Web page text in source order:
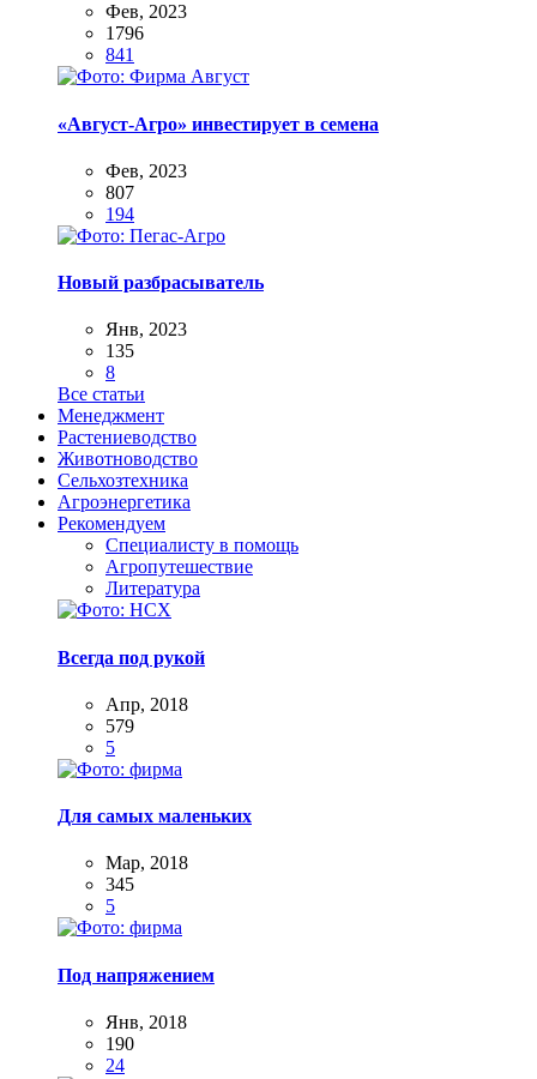
Фев, 2023
1796
841
«Август-Агро» инвестирует в семена
Фев, 2023
807
194
Новый разбрасыватель
Янв, 2023
135
8
Все статьи
Менеджмент
Растениеводство
Животноводство
Сельхозтехника
Агроэнергетика
Рекомендуем
Специалисту в помощь
Агропутешествие
Литература
Всегда под рукой
Апр, 2018
579
5
Для самых маленьких
Мар, 2018
345
5
Под напряжением
Янв, 2018
190
24